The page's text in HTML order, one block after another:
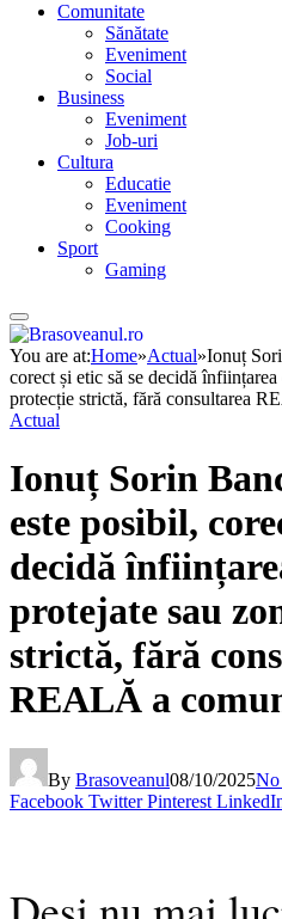
Comunitate
Sănătate
Eveniment
Social
Business
Eveniment
Job-uri
Cultura
Educatie
Eveniment
Cooking
Sport
Gaming
You are at:Home»Actual»Ionuț
corect și etic să se decidă
protecție strictă, fără consultarea
Actual
Ionuț Sorin
este posibil,
decidă
protejate sau
strictă, fără
REALĂ a
By Brasoveanul08/10/2025No
Facebook Twitter Pinterest